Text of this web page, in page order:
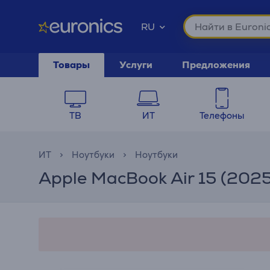
RU
Товары Услуги Предложения
ТВ ИТ Телефоны
ИТ Ноутбуки Ноутбуки
Apple MacBook Air 15